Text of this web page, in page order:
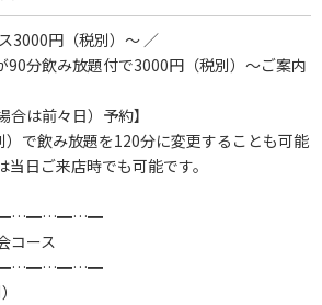
3000円（税別）～ ／
90分飲み放題付で3000円（税別）～ご案内
合は前々日）予約】
）で飲み放題を120分に変更することも可能
日ご来店時でも可能です。
ス